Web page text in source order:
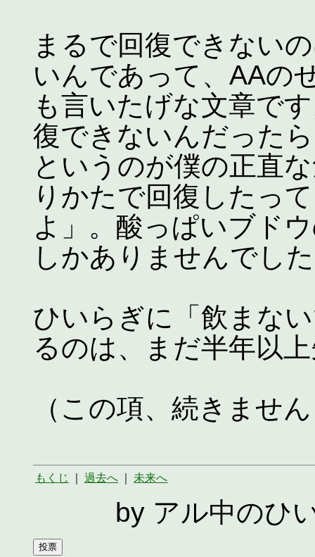
まるで回復できない
いんであって、AAの
も言いたげな文章で
復できないんだった
というのが僕の正直
りかたで回復したっ
よ」。酸っぱいブド
しかありませんでし
ひいらぎに「飲まな
るのは、まだ半年以
（この項、続きませ
もくじ 過去へ 未来へ
by アル中のひ